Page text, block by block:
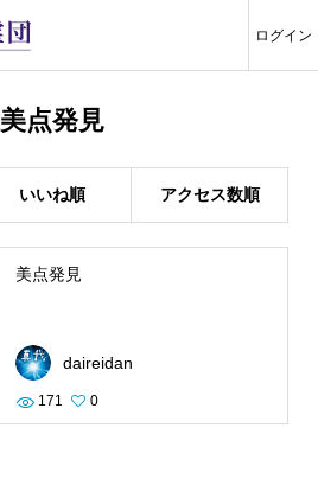
ログイン
美点発見
いいね順 アクセス数順
美点発見
daireidan
171 0